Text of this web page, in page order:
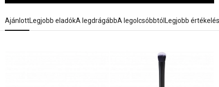
AjánlottLegjobb eladókA legdrágábbA legolcsóbbtól Legjobb értékelés